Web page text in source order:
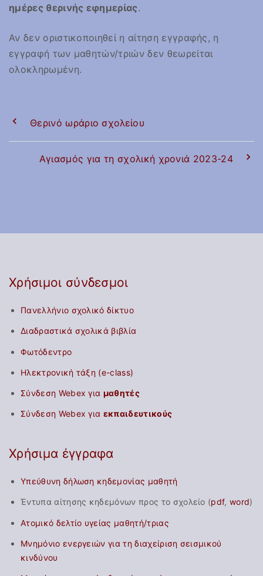
ημέρες θερινής εφημερίας.
Αν δεν οριστικοποιηθεί η αίτηση εγγραφής, η
εγγραφή των μαθητών/τριών δεν θεωρείται
ολοκληρωμένη.
Θερινό ωράριο σχολείου
Αγιασμός για τη σχολική χρονιά 2023-24
Χρήσιμοι σύνδεσμοι
Πανελλήνιο σχολικό δίκτυο
Διαδραστικά σχολικά βιβλία
Φωτόδεντρο
Ηλεκτρονική τάξη (e-class)
Σύνδεση Webex για μαθητές
Σύνδεση Webex για εκπαιδευτικούς
Χρήσιμα έγγραφα
Υπεύθυνη δήλωση κηδεμονίας μαθητή
Έντυπα αίτησης κηδεμόνων προς το σχολείο (pdf,word)
Ατομικό δελτίο υγείας μαθητή/τριας
Μνημόνιο ενεργειών για τη διαχείριση σεισμικού
κινδύνου